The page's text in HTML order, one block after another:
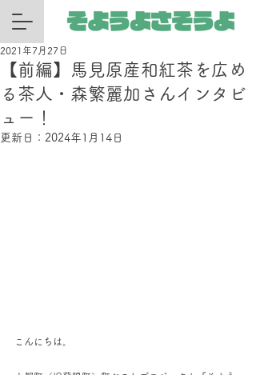
【前編】馬見原産和紅茶を広め
る茶人・森繁麗加さんインタビ
ュー！
2021年7月27日
更新日： 2024年1月14日
こんにちは。